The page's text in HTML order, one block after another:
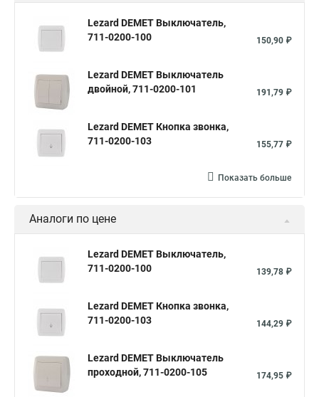
Lezard DEMET Выключатель,
711-0200-100
150,90 ₽
Lezard DEMET Выключатель
двойной, 711-0200-101
191,79 ₽
Lezard DEMET Кнопка звонка,
711-0200-103
155,77 ₽
Показать больше
Аналоги по цене
Lezard DEMET Выключатель,
711-0200-100
139,78 ₽
Lezard DEMET Кнопка звонка,
711-0200-103
144,29 ₽
Lezard DEMET Выключатель
проходной, 711-0200-105
174,95 ₽